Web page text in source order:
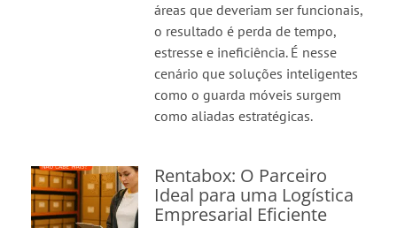
áreas que deveriam ser funcionais,
o resultado é perda de tempo,
estresse e ineficiência. É nesse
cenário que soluções inteligentes
como o guarda móveis surgem
como aliadas estratégicas.
Rentabox: O Parceiro
Ideal para uma Logística
Empresarial Eficiente